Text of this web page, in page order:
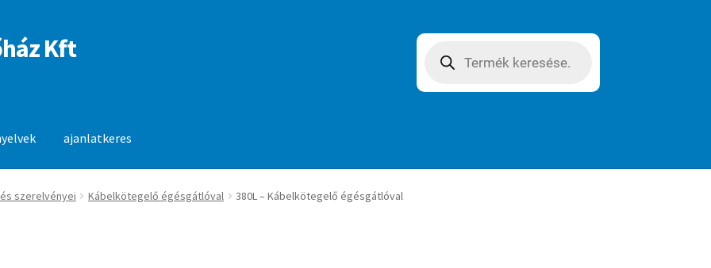
Kft search
ajanlatkeres
szerelvényei Kábelkötegelő égésgátlóval 380L – Kábelkötegelő égésgátlóval